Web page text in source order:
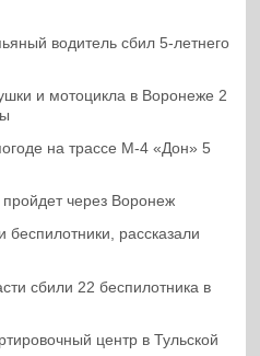
водитель сбил 5-летнего
и мотоцикла в Воронеже 2
на трассе М-4 «Дон» 5
пройдет через Воронеж
беспилотники, рассказали
сбили 22 беспилотника в
центр в Тульской